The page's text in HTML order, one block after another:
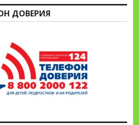
ДОВЕРИЯ